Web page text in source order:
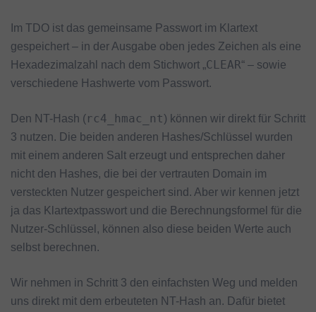
Im TDO ist das gemeinsame Passwort im Klartext
gespeichert – in der Ausgabe oben jedes Zeichen als eine
Hexadezimalzahl nach dem Stichwort „CLEAR“ – sowie
verschiedene Hashwerte vom Passwort.
Den NT-Hash (rc4_hmac_nt) können wir direkt für Schritt
3 nutzen. Die beiden anderen Hashes/Schlüssel wurden
mit einem anderen Salt erzeugt und entsprechen daher
nicht den Hashes, die bei der vertrauten Domain im
versteckten Nutzer gespeichert sind. Aber wir kennen jetzt
ja das Klartextpasswort und die Berechnungsformel für die
Nutzer-Schlüssel, können also diese beiden Werte auch
selbst berechnen.
Wir nehmen in Schritt 3 den einfachsten Weg und melden
uns direkt mit dem erbeuteten NT-Hash an. Dafür bietet